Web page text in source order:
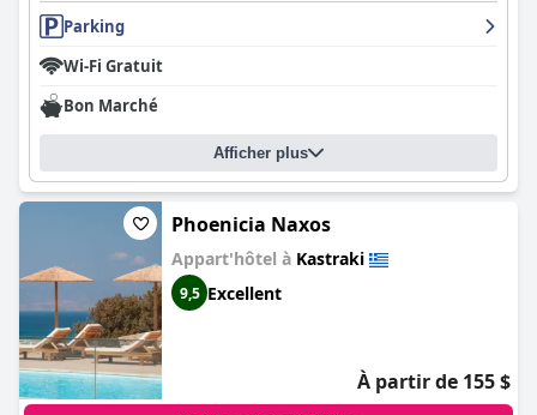
Parking
Wi-Fi Gratuit
Bon Marché
Afficher plus
Phoenicia Naxos
Appart'hôtel à Kastraki
9,5 Excellent
À partir de 155 $